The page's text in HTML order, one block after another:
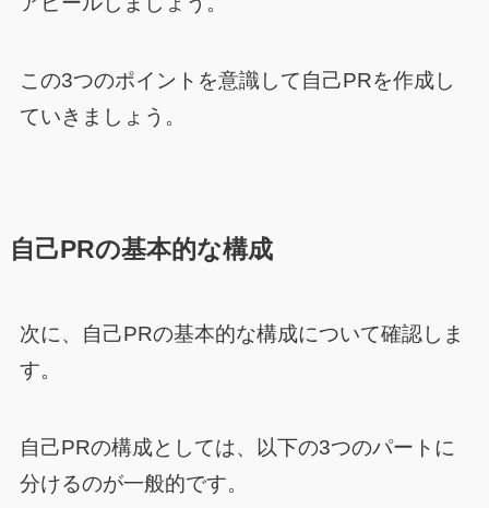
この3つのポイントを意識して自己PRを作成し
ていきましょう。
自己PRの基本的な構成
次に、自己PRの基本的な構成について確認しま
す。
自己PRの構成としては、以下の3つのパートに
分けるのが一般的です。